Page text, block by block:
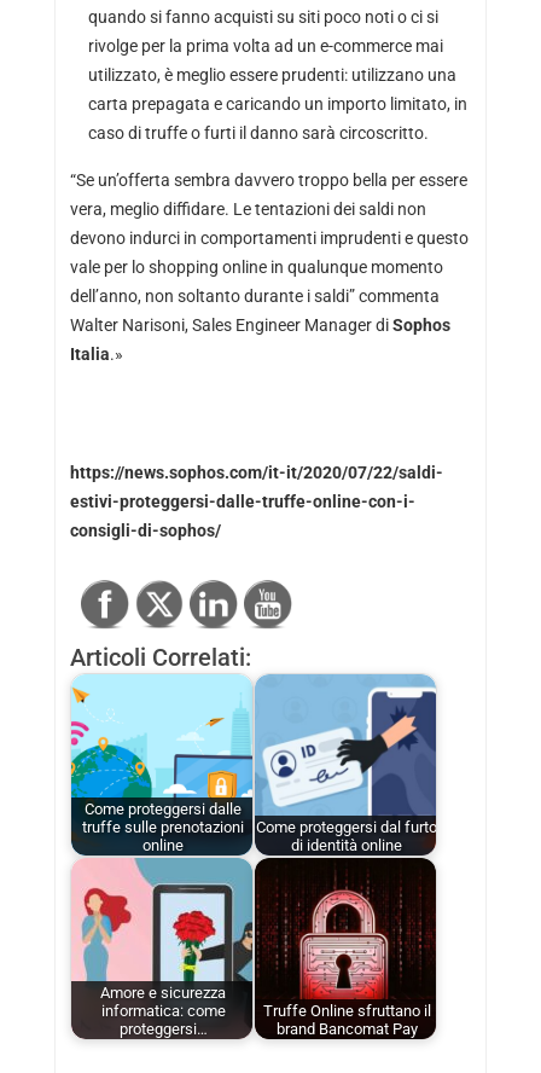
quando si fanno acquisti su siti poco noti o ci si
rivolge per la prima volta ad un e-commerce mai
utilizzato, è meglio essere prudenti: utilizzano una
carta prepagata e caricando un importo limitato, in
caso di truffe o furti il danno sarà circoscritto.
“Se un’offerta sembra davvero troppo bella per essere
vera, meglio diffidare. Le tentazioni dei saldi non
devono indurci in comportamenti imprudenti e questo
vale per lo shopping online in qualunque momento
dell’anno, non soltanto durante i saldi” commenta
Walter Narisoni, Sales Engineer Manager diSophos
Italia.»
https://news.sophos.com/it-it/2020/07/22/saldi-
estivi-proteggersi-dalle-truffe-online-con-i-
consigli-di-sophos/
Articoli Correlati:
Come proteggersi dalle
truffe sulle prenotazioni
online
Come proteggersi dal furto
di identità online
Amore e sicurezza
informatica: come
proteggersi…
Truffe Online sfruttano il
brand Bancomat Pay